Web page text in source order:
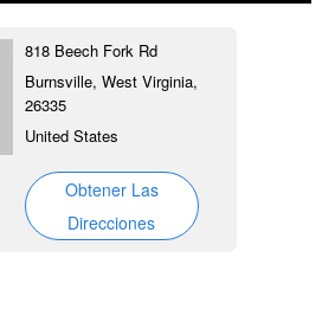
818 Beech Fork Rd
Burnsville, West Virginia,
26335
United States
Obtener Las
Direcciones